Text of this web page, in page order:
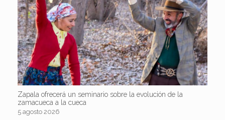
Zapala ofrecerá un seminario sobre la evolución de la
zamacueca a la cueca
5 agosto 2026